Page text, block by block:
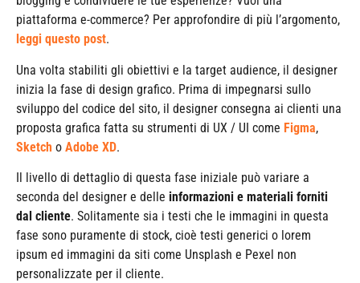
piattaforma e-commerce? Per approfondire di più l’argomento,
leggi questo post.
Una volta stabiliti gli obiettivi e la target audience, il designer
inizia la fase di design grafico. Prima di impegnarsi sullo
sviluppo del codice del sito, il designer consegna ai clienti una
proposta grafica fatta su strumenti di UX / UI come Figma,
Sketch o Adobe XD.
Il livello di dettaglio di questa fase iniziale può variare a
seconda del designer e delle informazioni e materiali forniti
dal cliente. Solitamente sia i testi che le immagini in questa
fase sono puramente di stock, cioè testi generici o lorem
ipsum ed immagini da siti come Unsplash e Pexel non
personalizzate per il cliente.